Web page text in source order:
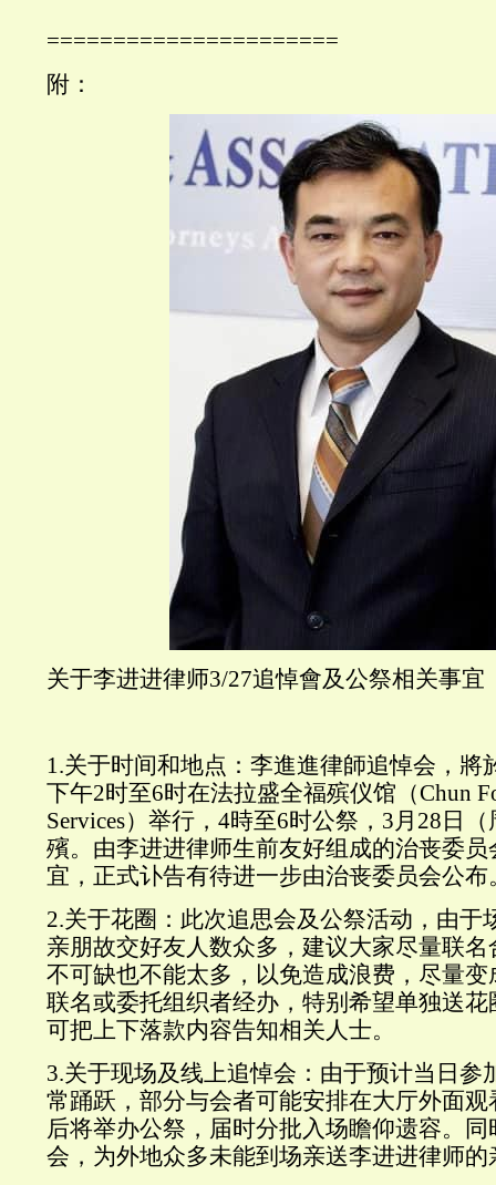
======================
附：
关于李进进律师3/27追悼會及公祭相关事宜
1.关于时间和地点：李進進律師追悼会，將
下午2时至6时在法拉盛全福殡仪馆（Chun
Services）举行，4時至6时公祭，3月28日
殯。由李进进律师生前友好组成的治丧委
宜，正式讣告有待进一步由治丧委员会公布
2.关于花圈：此次追思会及公祭活动，由于
亲朋故交好友人数众多，建议大家尽量联
不可缺也不能太多，以免造成浪费，尽量
联名或委托组织者经办，特别希望单独送
可把上下落款内容告知相关人士。
3.关于现场及线上追悼会：由于预计当日参
常踊跃，部分与会者可能安排在大厅外面
后将举办公祭，届时分批入场瞻仰遗容。
会，为外地众多未能到场亲送李进进律师